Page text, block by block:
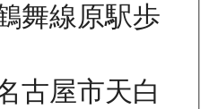
舞線原駅歩
古屋市天白